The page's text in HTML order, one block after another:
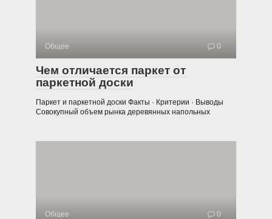
Общее 0
Чем отличается паркет от
паркетной доски
Паркет и паркетной доски Факты · Критерии · Выводы
Совокупный объем рынка деревянных напольных
Общее 0